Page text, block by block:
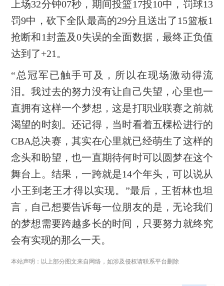
上场32分钟07秒，期间投篮17投10中，罚球13
罚9中，砍下全队最高的29分且送出了15篮板1
抢断和1封盖及0失误的全面数据，最终正负值
达到了+21。
“总冠军已触手可及，所以在现场激动得流
泪。我过去的努力没有让自己失望，心里也一
直拥有这样一个梦想，这是打职业联赛之前就
渴望的时刻。还记得，当时看着五棵松进行的
CBA总决赛，其实在心里就已经萌生了这样的
念头和盼望，也一直期待何时可以圆梦在这个
舞台上。结果，一跨就是14个年头，可以说从
小王到老王才得以实现。”最后，王哲林也坦
言，自己想要告诉每一位朋友的是，无论我们
的梦想需要跨越多长的时间，只要努力就终究
会有实现的那么一天。
本站声明：以上部分图文来自网络，如涉及侵权请联系平台删除